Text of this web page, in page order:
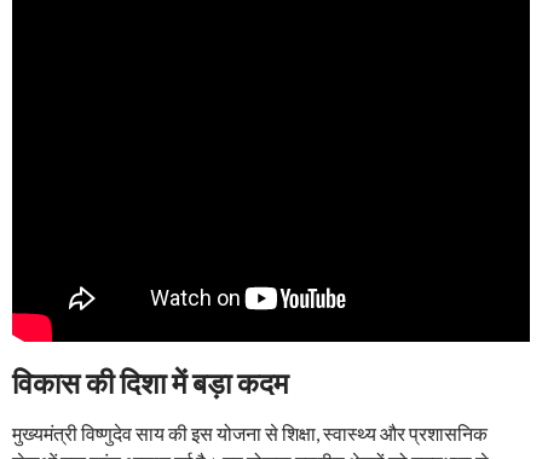
विकास की दिशा में बड़ा कदम
मुख्यमंत्री विष्णुदेव साय की इस योजना से शिक्षा, स्वास्थ्य और प्रशासनिक